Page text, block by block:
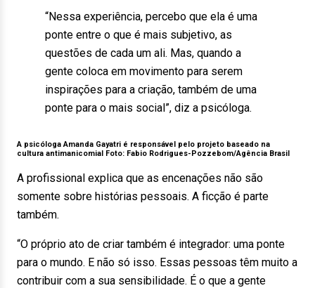
“Nessa experiência, percebo que ela é uma
ponte entre o que é mais subjetivo, as
questões de cada um ali. Mas, quando a
gente coloca em movimento para serem
inspirações para a criação, também de uma
ponte para o mais social”, diz a psicóloga.
A psicóloga Amanda Gayatri é responsável pelo projeto baseado na
cultura antimanicomial Foto: Fabio Rodrigues-Pozzebom/Agência Brasil
A profissional explica que as encenações não são
somente sobre histórias pessoais. A ficção é parte
também.
“O próprio ato de criar também é integrador: uma ponte
para o mundo. E não só isso. Essas pessoas têm muito a
contribuir com a sua sensibilidade. É o que a gente